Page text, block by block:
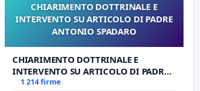
CHIARIMENTO DOTTRINALE E
INTERVENTO SU ARTICOLO DI PADRE
ANTONIO SPADARO
CHIARIMENTO DOTTRINALE E
INTERVENTO SU ARTICOLO DI PADRE
ANTONIO SPADARO
1 214 firme